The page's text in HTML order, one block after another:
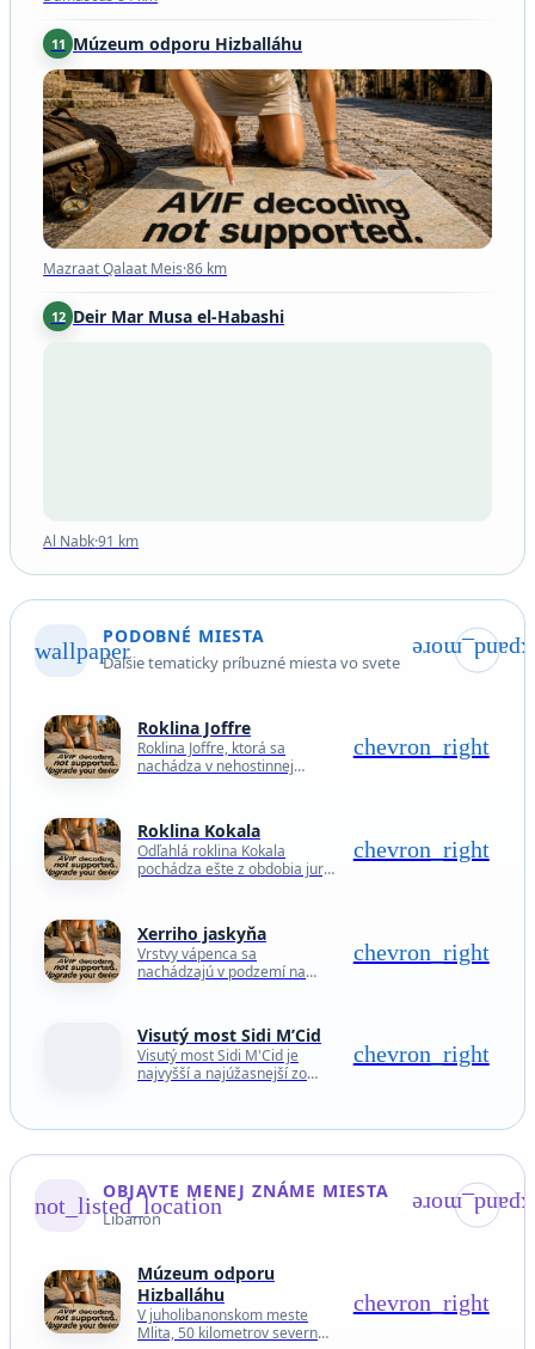
11 Múzeum odporu Hizballáhu
Mazraat Qalaat Meis·86 km
Mazraat Qalaat Meis ·86 km
12 Deir Mar Musa el-Habashi
Al Nabk·91 km
wallpaper
PODOBNÉ MIESTA
Ďalšie tematicky príbuzné miesta vo svete
Roklina Joffre
Roklina Joffre, ktorá sa
nachádza v nehostinnej
je prírodným amfiteátrom
nevídanej krásy a
geologického významu.…
chevron_right
Roklina Kokala
Odľahlá roklina Kokala
pochádza ešte z obdobia jury.
Kazachstanu a je výsledkom
posunu tektonických dosiek,
ktoré vyniesli…
chevron_right
Xerriho jaskyňa
Vrstvy vápenca sa
nachádzajú v podzemí na
tvorbou podzemných jaskýň
so stalaktitmi a stalagmitmi.…
chevron_right
Visutý most Sidi M’Cid
Visutý most Sidi M'Cid je
najvyšší a najúžasnejší zo
vďaka svojej jedinečnej a
chevron_right
not_listed_location
OBJAVTE MENEJ ZNÁME MIESTA
Libanon
Múzeum odporu
Hizballáhu
V juholibanonskom meste
Mlita, 50 kilometrov severne
chevron_right